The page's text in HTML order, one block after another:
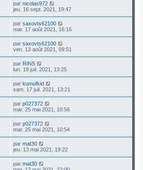
par nicolas972
jeu. 16 sept. 2021, 19:47
par saxovts62100
mar. 17 août 2021, 16:16
par saxovts62100
ven. 13 août 2021, 09:51
par RINS
lun. 19 juil. 2021, 13:25
par kumufkid
sam. 17 juil. 2021, 13:21
par p027372
mar. 25 mai 2021, 10:56
par p027372
mar. 25 mai 2021, 10:54
par mat30
jeu. 13 mai 2021, 19:22
par mat30